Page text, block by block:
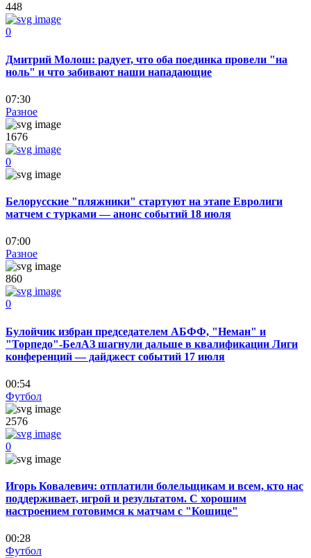
448
0
Дмитрий Молош: радует, что оба поединка провели "на
ноль" и что забивают наши нападающие
07:30
Разное
1676
0
Белорусские "пляжники" стартуют на этапе Евролиги
матчем с турками — анонс событий 18 июля
07:00
Разное
860
0
Булойчик избран председателем АБФФ, "Неман" и
"Торпедо"-БелАЗ шагнули дальше в квалификации Лиги
конференций — дайджест событий 17 июля
00:54
Футбол
2576
0
Игорь Ковалевич: отплатили болельщикам и всем, кто нас
поддерживает, игрой и результатом. С хорошим
настроением готовимся к матчам с "Кошице"
00:28
Футбол